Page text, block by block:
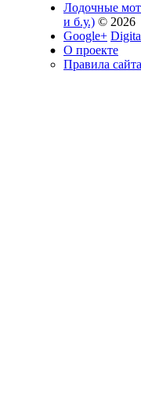
Лодочные
и б.у.) © 2026
Google+
О проекте
Правила сайта